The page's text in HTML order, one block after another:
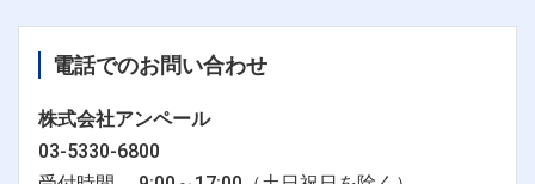
電話でのお問い合わせ
株式会社アンペール
03-5330-6800